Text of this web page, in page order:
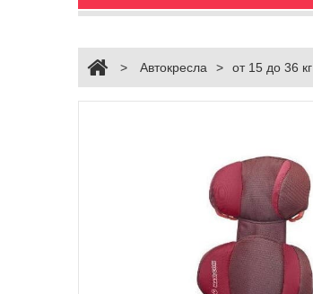
> Автокресла > от 15 до 36 кг